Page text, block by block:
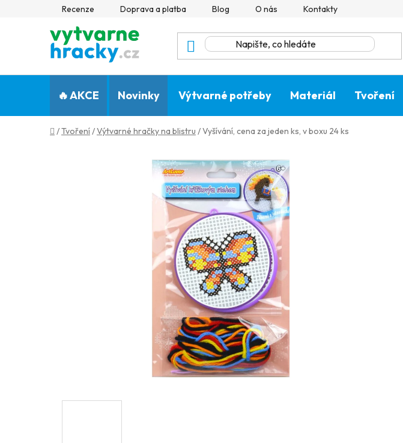
Recenze Doprava a platba Blog O nás Kontakty
🔥 AKCE Novinky Výtvarné potřeby Materiál Tvoření
Domů
/Tvoření/Výtvarné hračky na blistru /Vyšívání, cena za jeden ks, v boxu 24 ks